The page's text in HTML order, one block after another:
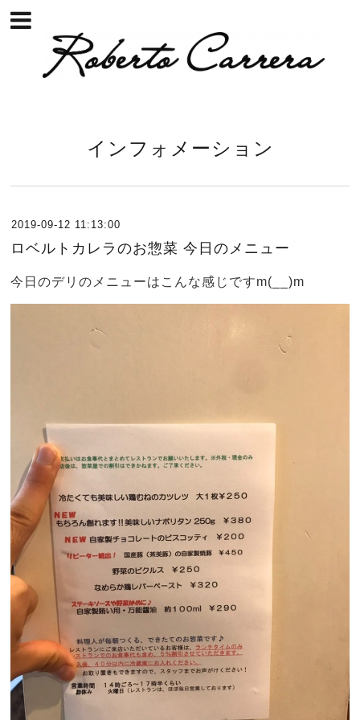
インフォメーション
2019-09-12 11:13:00
ロベルトカレラのお惣菜 今日のメニュー
今日のデリのメニューはこんな感じですm(__)m